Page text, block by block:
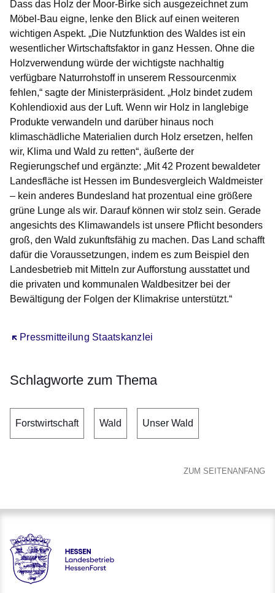
Dass das Holz der Moor-Birke sich ausgezeichnet zum
Möbel-Bau eigne, lenke den Blick auf einen weiteren
wichtigen Aspekt. „Die Nutzfunktion des Waldes ist ein
wesentlicher Wirtschaftsfaktor in ganz Hessen. Ohne die
Holzverwendung würde der wichtigste nachhaltig
verfügbare Naturrohstoff in unserem Ressourcenmix
fehlen,“ sagte der Ministerpräsident. „Holz bindet zudem
Kohlendioxid aus der Luft. Wenn wir Holz in langlebige
Produkte verwandeln und darüber hinaus noch
klimaschädliche Materialien durch Holz ersetzen, helfen
wir, Klima und Wald zu retten“, äußerte der
Regierungschef und ergänzte: „Mit 42 Prozent bewaldeter
Landesfläche ist Hessen im Bundesvergleich Waldmeister
– kein anderes Bundesland hat prozentual eine größere
grüne Lunge als wir. Darauf können wir stolz sein. Gerade
angesichts des Klimawandels ist unsere Pflicht besonders
groß, den Wald zukunftsfähig zu machen. Das Land schafft
dafür die Voraussetzungen, indem es zum Beispiel den
Landesbetrieb mit Mitteln zur Aufforstung ausstattet und
die privaten und kommunalen Waldbesitzer bei der
Bewältigung der Folgen der Klimakrise unterstützt.“
Pressmitteilung Staatskanzlei
Öffnet sich in einem neuen Fenster
Schlagworte zum Thema
Forstwirtschaft Wald Unser Wald
ZUM SEITENANFANG
Hessen - Landesbetrieb HessenForst